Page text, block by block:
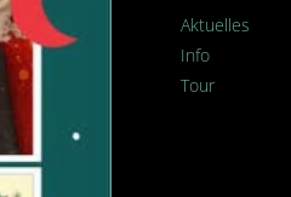
Aktuelles
Info
Tour